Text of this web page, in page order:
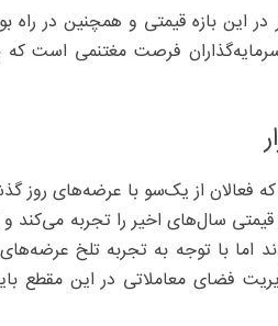
در این بازه قیمتی و همچنین در
فرصت مغتنمی است که
که فعالان از یک‌سو با عرضه‌های روز
قیمتی سال‌های اخیر را تجربه
اما با توجه به تجربه تلخ
فضای معاملاتی در این مقطع